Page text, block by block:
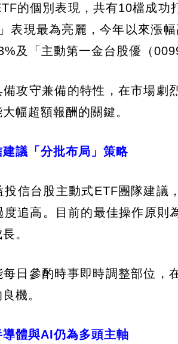
的個別表現，共有10檔成
表現最為亮麗，今年以來漲
及「主動第一金台股優（
攻守兼備的特性，在市場劇
幅超額報酬的關鍵。
議「分批布局」策略
信台股主動式ETF團隊建議
追高。目前的最佳操作原則
。
日參酌時事即時調整部位，
機。
體與AI仍為多頭主軸